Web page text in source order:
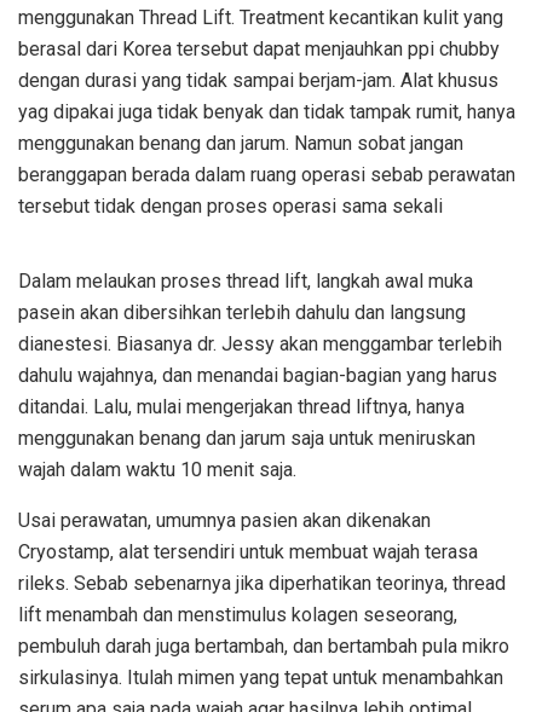
menggunakan Thread Lift. Treatment kecantikan kulit yang
berasal dari Korea tersebut dapat menjauhkan ppi chubby
dengan durasi yang tidak sampai berjam-jam. Alat khusus
yag dipakai juga tidak benyak dan tidak tampak rumit, hanya
menggunakan benang dan jarum. Namun sobat jangan
beranggapan berada dalam ruang operasi sebab perawatan
tersebut tidak dengan proses operasi sama sekali
Dalam melaukan proses thread lift, langkah awal muka
pasein akan dibersihkan terlebih dahulu dan langsung
dianestesi. Biasanya dr. Jessy akan menggambar terlebih
dahulu wajahnya, dan menandai bagian-bagian yang harus
ditandai. Lalu, mulai mengerjakan thread liftnya, hanya
menggunakan benang dan jarum saja untuk meniruskan
wajah dalam waktu 10 menit saja.
Usai perawatan, umumnya pasien akan dikenakan
Cryostamp, alat tersendiri untuk membuat wajah terasa
rileks. Sebab sebenarnya jika diperhatikan teorinya, thread
lift menambah dan menstimulus kolagen seseorang,
pembuluh darah juga bertambah, dan bertambah pula mikro
sirkulasinya. Itulah mimen yang tepat untuk menambahkan